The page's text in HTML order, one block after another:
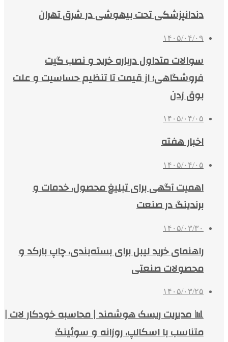
دندانپزشکی تحت بیهوشی در شرق تهران
۱۴۰۵/۰۴/۰۹
سوالات متداول درباره خرید و نصب گیت
فروشگاهی؛ از قیمت تا تنظیم حساسیت و علت
بوق زدن
۱۴۰۵/۰۴/۰۵
اخبار هفته
۱۴۰۵/۰۴/۰۵
اهمیت آگهی برای تبلیغ محصول، خدمات و
برندینگ در صنعت
۱۴۰۵/۰۳/۳۰
راهنمای خرید لیبل برای بسته‌بندی، چاپ بارکد و
محصولات صنعتی
۱۴۰۵/۰۳/۲۵
📊 مدیریت ریسک هوشمند | محاسبه خودکار لات |
متناسب با اسکالپ، روزانه و سوئینگ